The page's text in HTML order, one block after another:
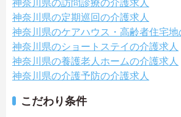
神奈川県の訪問診療の介護求人
神奈川県の定期巡回の介護求人
神奈川県のケアハウス・高齢者住宅地
神奈川県のショートステイの介護求人
神奈川県の養護老人ホームの介護求人
神奈川県の介護予防の介護求人
こだわり条件